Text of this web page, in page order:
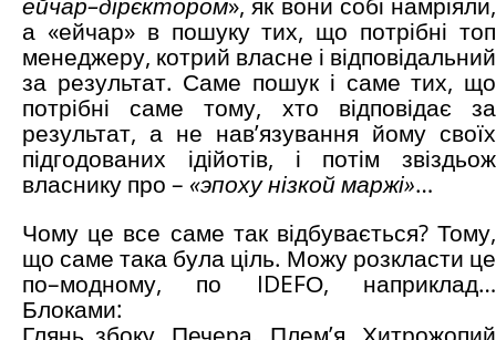
а «ейчар» в пошуку тих, що потрібні топ
менеджеру, котрий власне і відповідальний
за результат. Саме пошук і саме тих, що
потрібні саме тому, хто відповідає за
результат, а не нав’язування йому своїх
підгодованих ідійотів, і потім звіздьож
власнику про – «эпоху нізкой маржі»…
Чому це все саме так відбувається? Тому,
що саме така була ціль. Можу розкласти це
по–модному, по IDEFО, наприклад…
Блоками: